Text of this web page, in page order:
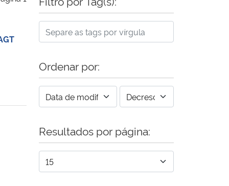
Ordenar por:
Resultados por página: